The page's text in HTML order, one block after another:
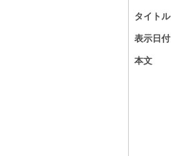
タイトル
表示日付
本文